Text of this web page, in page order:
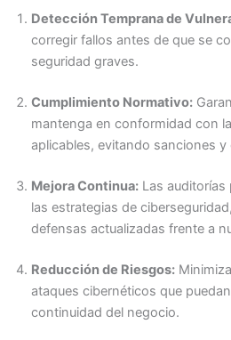
Detección Temprana de
corregir fallos antes de que se
seguridad graves.
Cumplimiento Normativo:
mantenga en conformidad con
aplicables, evitando sanciones
Mejora Continua:Las auditorías
las estrategias de
defensas actualizadas frente a
Reducción de Riesgos:
ataques cibernéticos que
continuidad del negocio.